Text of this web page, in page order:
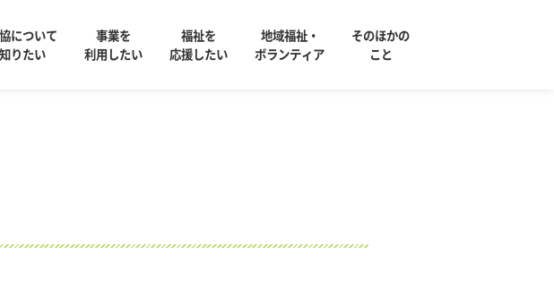
について
知りたい
事業を
利用したい
福祉を
応援したい
地域福祉・
ボランティア
そのほかの
こと